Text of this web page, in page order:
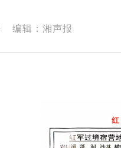
编辑：湘声报